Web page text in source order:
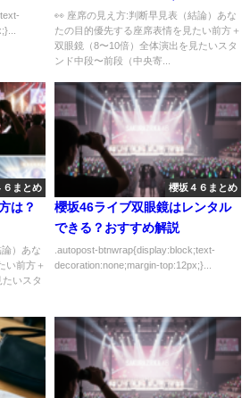
けにわかりやすく解説
👀 座席の見え方:判断早見表（結論）あな
たの目的優先する座席表情を見たい前方＋
双眼鏡（8〜10倍）全体演出を見たいスタ
ンド中段〜前段（中央寄...
６まとめ
は？
）あな
い前方＋
いスタ
櫻坂４６まとめ
櫻坂46ライブ双眼鏡はレンタル
できる？おすすめ解説
.autopost-btnwrap{display:block;text-
decoration:none;margin-top:12px;}...